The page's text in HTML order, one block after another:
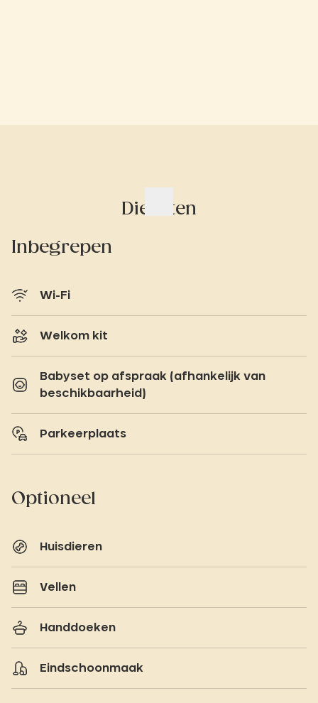
Diensten
Inbegrepen
Wi-Fi
Welkom kit
Babyset op afspraak (afhankelijk van
beschikbaarheid)
Parkeerplaats
Optioneel
Huisdieren
Vellen
Handdoeken
Eindschoonmaak